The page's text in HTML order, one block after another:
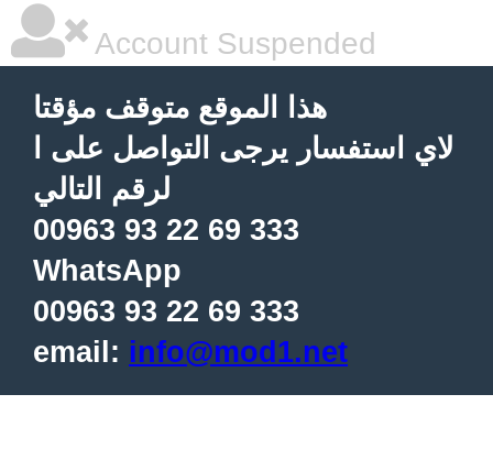
Account Suspended
هذا الموقع متوقف مؤقتا
لاي استفسار يرجى التواصل على ا
لرقم التالي
00963 93 22 69 333
WhatsApp
00963 93 22 69 333
email: info@mod1.net